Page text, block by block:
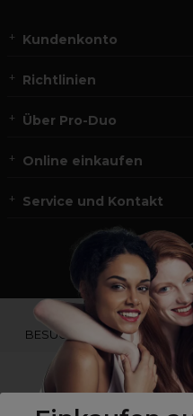
Kundenkonto
Richtlinien
Über Pro-Duo
Online einkaufen
Service und Kontakt
*Du bist
BESUCHE
UNSERE